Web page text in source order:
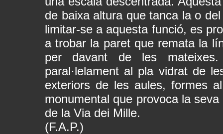
de baixa altura que tanca la o
limitar-se a aquesta funció, es
a trobar la paret que remata la
per davant de les
paral·lelament al pla vidrat de
exteriors de les aules, formes
monumental que provoca la
de la Via dei Mille.
(F.A.P.)